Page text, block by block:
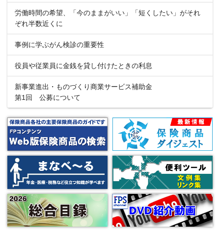
労働時間の希望、「今のままがいい」「短くしたい」がそれ
ぞれ半数近くに
事例に学ぶがん検診の重要性
役員や従業員に金銭を貸し付けたときの利息
新事業進出・ものづくり商業サービス補助金
第1回 公募について